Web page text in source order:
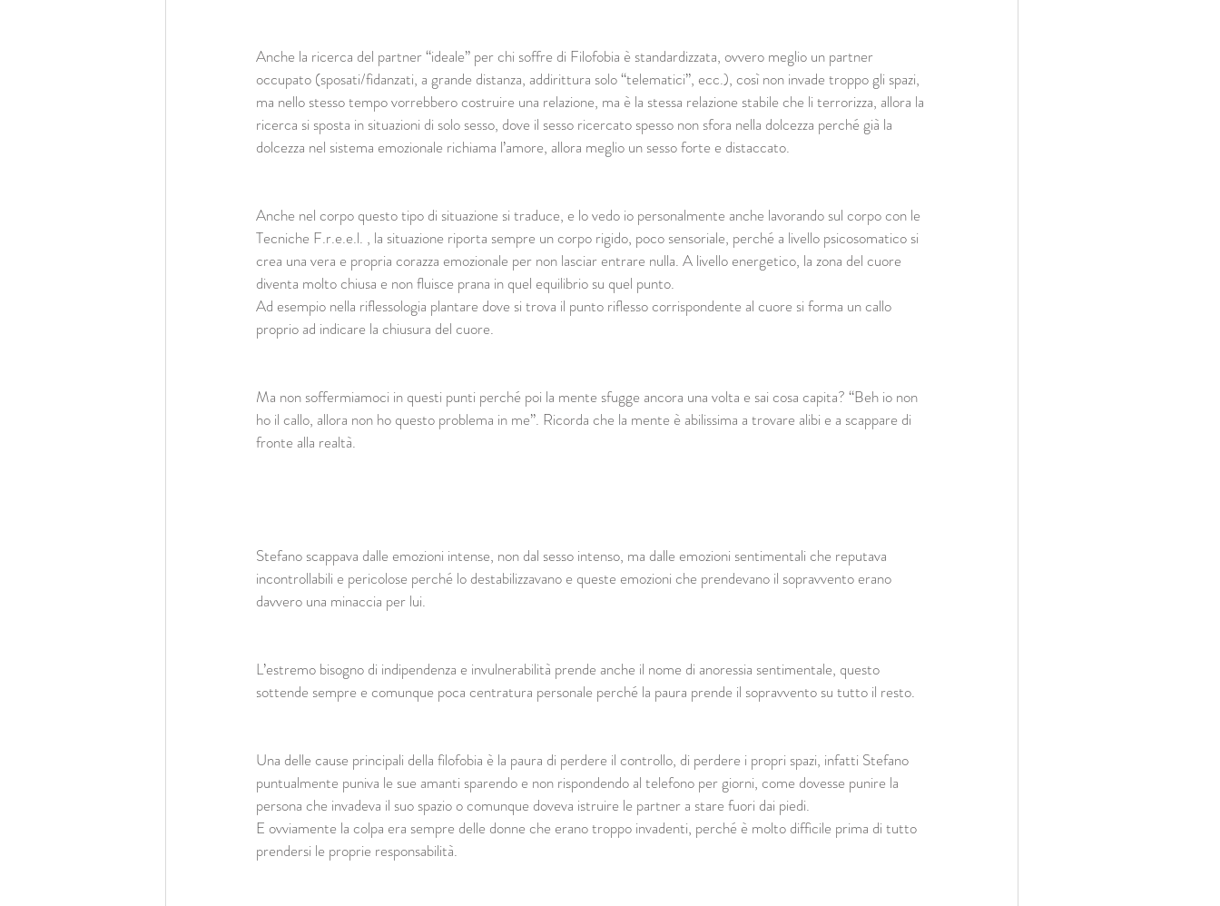
Anche la ricerca del partner “ideale” per chi soffre di Filofobia è standardizzata, ovvero meglio un partner
occupato (sposati/fidanzati, a grande distanza, addirittura solo “telematici”, ecc.), così non invade troppo gli spazi,
ma nello stesso tempo vorrebbero costruire una relazione, ma è la stessa relazione stabile che li terrorizza, allora la
ricerca si sposta in situazioni di solo sesso, dove il sesso ricercato spesso non sfora nella dolcezza perché già la
dolcezza nel sistema emozionale richiama l’amore, allora meglio un sesso forte e distaccato.
Anche nel corpo questo tipo di situazione si traduce, e lo vedo io personalmente anche lavorando sul corpo con le
Tecniche F.r.e.e.l. , la situazione riporta sempre un corpo rigido, poco sensoriale, perché a livello psicosomatico si
crea una vera e propria corazza emozionale per non lasciar entrare nulla. A livello energetico, la zona del cuore
diventa molto chiusa e non fluisce prana in quel equilibrio su quel punto.
Ad esempio nella riflessologia plantare dove si trova il punto riflesso corrispondente al cuore si forma un callo
proprio ad indicare la chiusura del cuore.
Ma non soffermiamoci in questi punti perché poi la mente sfugge ancora una volta e sai cosa capita? “Beh io non
ho il callo, allora non ho questo problema in me”. Ricorda che la mente è abilissima a trovare alibi e a scappare di
fronte alla realtà.
Stefano scappava dalle emozioni intense, non dal sesso intenso, ma dalle emozioni sentimentali che reputava
incontrollabili e pericolose perché lo destabilizzavano e queste emozioni che prendevano il sopravvento erano
davvero una minaccia per lui.
L’estremo bisogno di indipendenza e invulnerabilità prende anche il nome di anoressia sentimentale, questo
sottende sempre e comunque poca centratura personale perché la paura prende il sopravvento su tutto il resto.
Una delle cause principali della filofobia è la paura di perdere il controllo, di perdere i propri spazi, infatti Stefano
puntualmente puniva le sue amanti sparendo e non rispondendo al telefono per giorni, come dovesse punire la
persona che invadeva il suo spazio o comunque doveva istruire le partner a stare fuori dai piedi.
E ovviamente la colpa era sempre delle donne che erano troppo invadenti, perché è molto difficile prima di tutto
prendersi le proprie responsabilità.